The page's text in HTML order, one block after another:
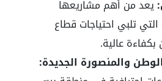
يعد من أهم مشاريعها
التي تلبي احتياجات قطاع
بكفاءة عالية.
والمنصورة الجديدة: